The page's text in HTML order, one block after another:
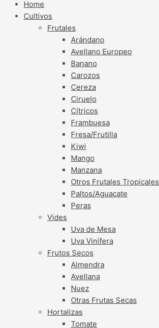
Home
Cultivos
Frutales
Arándano
Avellano Europeo
Banano
Carozos
Cereza
Ciruelo
Cítricos
Frambuesa
Fresa/Frutilla
Kiwi
Mango
Manzana
Otros Frutales Tropicales
Paltos/Aguacate
Peras
Vides
Uva de Mesa
Uva Vinífera
Frutos Secos
Almendra
Avellana
Nuez
Otras Frutas Secas
Hortalizas
Tomate